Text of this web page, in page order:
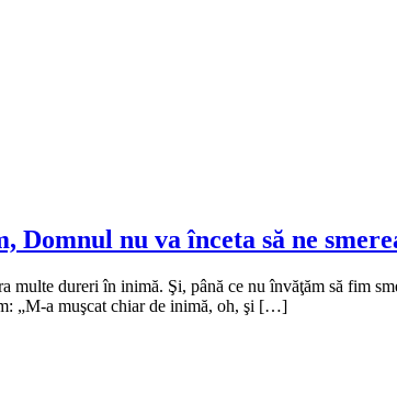
Domnul nu va înceta să ne
multe dureri în inimă. Şi, până ce nu învăţăm să fim
„M-a muşcat chiar de inimă, oh, şi […]